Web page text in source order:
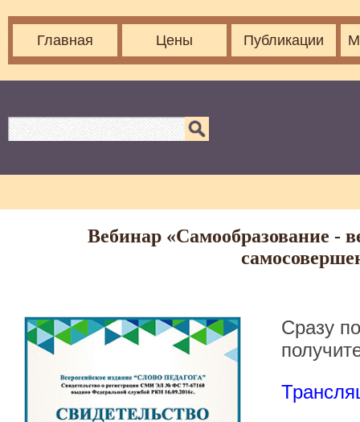
Главная Цены Публикации
Вебинар «Самообразование -
Сразу